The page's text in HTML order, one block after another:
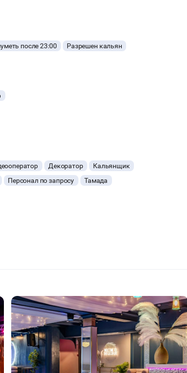
после 23:00
Разрешен кальян
Декоратор
Кальянщик
Персонал по запросу Тамада